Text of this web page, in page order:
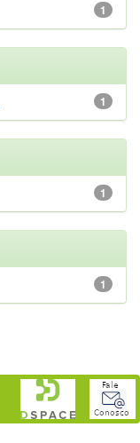
1
1
1
1